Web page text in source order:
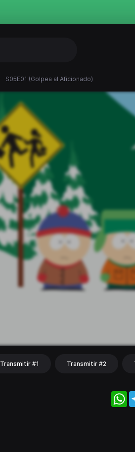
S05E01 (Golpea al Aficionado)
Transmitir #1 Transmitir #2